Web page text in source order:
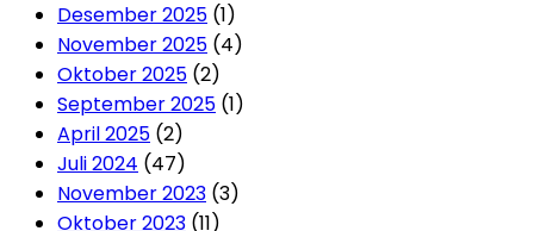
Desember 2025 (1)
November 2025 (4)
Oktober 2025 (2)
September 2025 (1)
April 2025 (2)
Juli 2024 (47)
November 2023 (3)
Oktober 2023 (11)